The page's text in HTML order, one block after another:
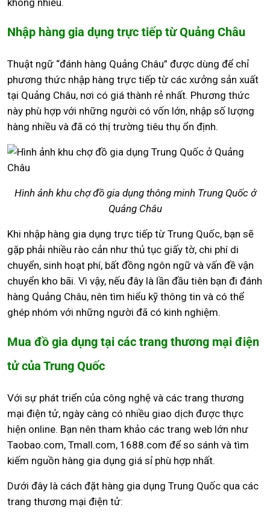
Nhập hàng gia dụng trực tiếp từ Quảng Châu
Thuật ngữ “đánh hàng Quảng Châu” được dùng để chỉ
phương thức nhập hàng trực tiếp từ các xưởng sản xuất
tại Quảng Châu, nơi có giá thành rẻ nhất. Phương thức
này phù hợp với những người có vốn lớn, nhập số lượng
hàng nhiều và đã có thị trường tiêu thụ ổn định.
Hình ảnh khu chợ đồ gia dụng thông minh Trung Quốc ở
Quảng Châu
Khi nhập hàng gia dụng trực tiếp từ Trung Quốc, bạn sẽ
gặp phải nhiều rào cản như thủ tục giấy tờ, chi phí di
chuyển, sinh hoạt phí, bất đồng ngôn ngữ và vấn đề vận
chuyển kho bãi. Vì vậy, nếu đây là lần đầu tiên bạn đi đánh
hàng Quảng Châu, nên tìm hiểu kỹ thông tin và có thể
ghép nhóm với những người đã có kinh nghiệm.
Mua đồ gia dụng tại các trang thương mại điện
tử của Trung Quốc
Với sự phát triển của công nghệ và các trang thương
mại điện tử, ngày càng có nhiều giao dịch được thực
hiện online. Bạn nên tham khảo các trang web lớn như
Taobao.com, Tmall.com, 1688.com để so sánh và tìm
kiếm nguồn hàng gia dụng giá sỉ phù hợp nhất.
Dưới đây là cách đặt hàng gia dụng Trung Quốc qua các
trang thương mại điện tử: